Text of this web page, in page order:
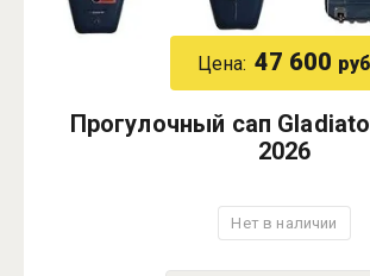
Цена: 47 600 руб
Прогулочный сап
2026
Нет в наличии